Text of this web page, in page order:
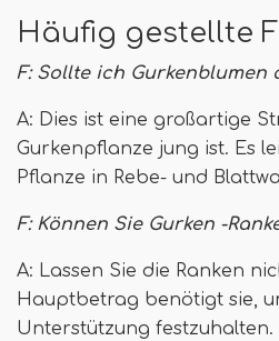
Häufig gestellte
F: Sollte ich Gurkenblumen
A: Dies ist eine großartige
Gurkenpflanze jung ist. Es
Pflanze in Rebe- und
F: Können Sie Gurken -
A: Lassen Sie die Ranken
Hauptbetrag benötigt sie,
Unterstützung festzuhalten.